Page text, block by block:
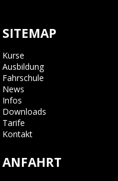
SITEMAP
Kurse
Ausbildung
Fahrschule
News
Infos
Downloads
Tarife
Kontakt
ANFAHRT